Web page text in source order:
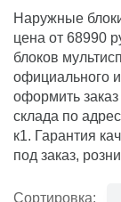
Наружные
цена от 68990
блоков
официального
оформить
склада по
к1. Гарантия
под заказ,
Сортировка: